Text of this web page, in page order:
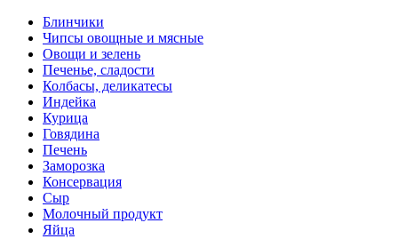
Блинчики
Чипсы овощные и мясные
Овощи и зелень
Печенье, сладости
Колбасы, деликатесы
Индейка
Курица
Говядина
Печень
Заморозка
Консервация
Сыр
Молочный продукт
Яйца